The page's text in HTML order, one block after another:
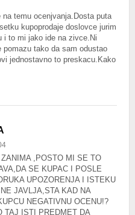
na temu ocenjvanja.Dosta puta
kupoprodaje doslovce jurim
i to mi jako ide na zivce.Ni
pomazu tako da sam odustao
jednostavno to preskacu.Kako
,POSTO MI SE TO
SE KUPAC I POSLE
UPOZORENJA I ISTEKU
JAVLJA,STA KAD NA
NEGATIVNU OCENU!?
TAJ ISTI PREDMET DA